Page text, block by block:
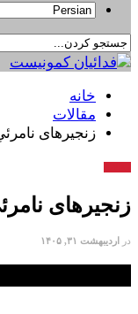
خانه
مقالات
زنجیرهای
زنجیرهای
در اردیبهشت ۳۱, ۱۴۰۵